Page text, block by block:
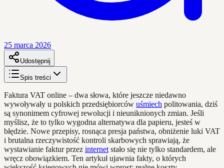
25 marca 2026
Udostępnij
Spis treści
Faktura VAT online – dwa słowa, które jeszcze niedawno
wywoływały u polskich przedsiębiorców uśmiech politowania, dziś
są synonimem cyfrowej rewolucji i nieuniknionych zmian. Jeśli
myślisz, że to tylko wygodna alternatywa dla papieru, jesteś w
błędzie. Nowe przepisy, rosnąca presja państwa, obniżenie luki VAT
i brutalna rzeczywistość kontroli skarbowych sprawiają, że
wystawianie faktur przez internet stało się nie tylko standardem, ale
wręcz obowiązkiem. Ten artykuł ujawnia fakty, o których